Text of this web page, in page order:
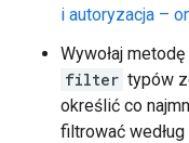
i autoryzacja –
Wywołaj metodę
filter typów
określić co
filtrować